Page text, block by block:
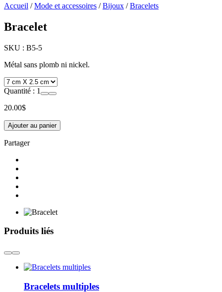
Accueil /Mode et accessoires /Bijoux /Bracelets
Bracelet
SKU : B5-5
Métal sans plomb ni nickel.
Quantité : 1
20.00$
Ajouter au panier
Partager
Produits liés
Bracelets multiples